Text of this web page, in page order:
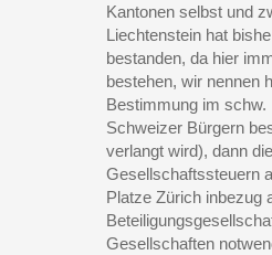
Kantonen selbst und
Liechtenstein hat
bestanden, da hier
bestehen, wir nennen
Bestimmung im
Schweizer Bürgern
verlangt wird), dann
Gesellschaftssteuern
Platze Zürich inbezug
Gesellschaften